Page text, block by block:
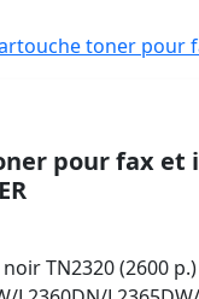
toner pour
pour fax et
TN2320 (2600 p.)